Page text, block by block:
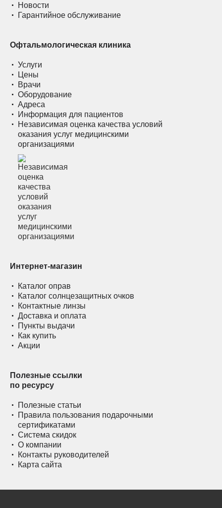
Новости
Гарантийное обслуживание
Офтальмологическая клиника
Услуги
Цены
Врачи
Оборудование
Адреса
Информация для пациентов
Независимая оценка качества условий
оказания услуг медицинскими
организациями
Интернет-магазин
Каталог оправ
Каталог солнцезащитных очков
Контактные линзы
Доставка и оплата
Пункты выдачи
Как купить
Акции
Полезные ссылки
по ресурсу
Полезные статьи
Правила пользования подарочными
сертификатами
Система скидок
О компании
Контакты руководителей
Карта сайта